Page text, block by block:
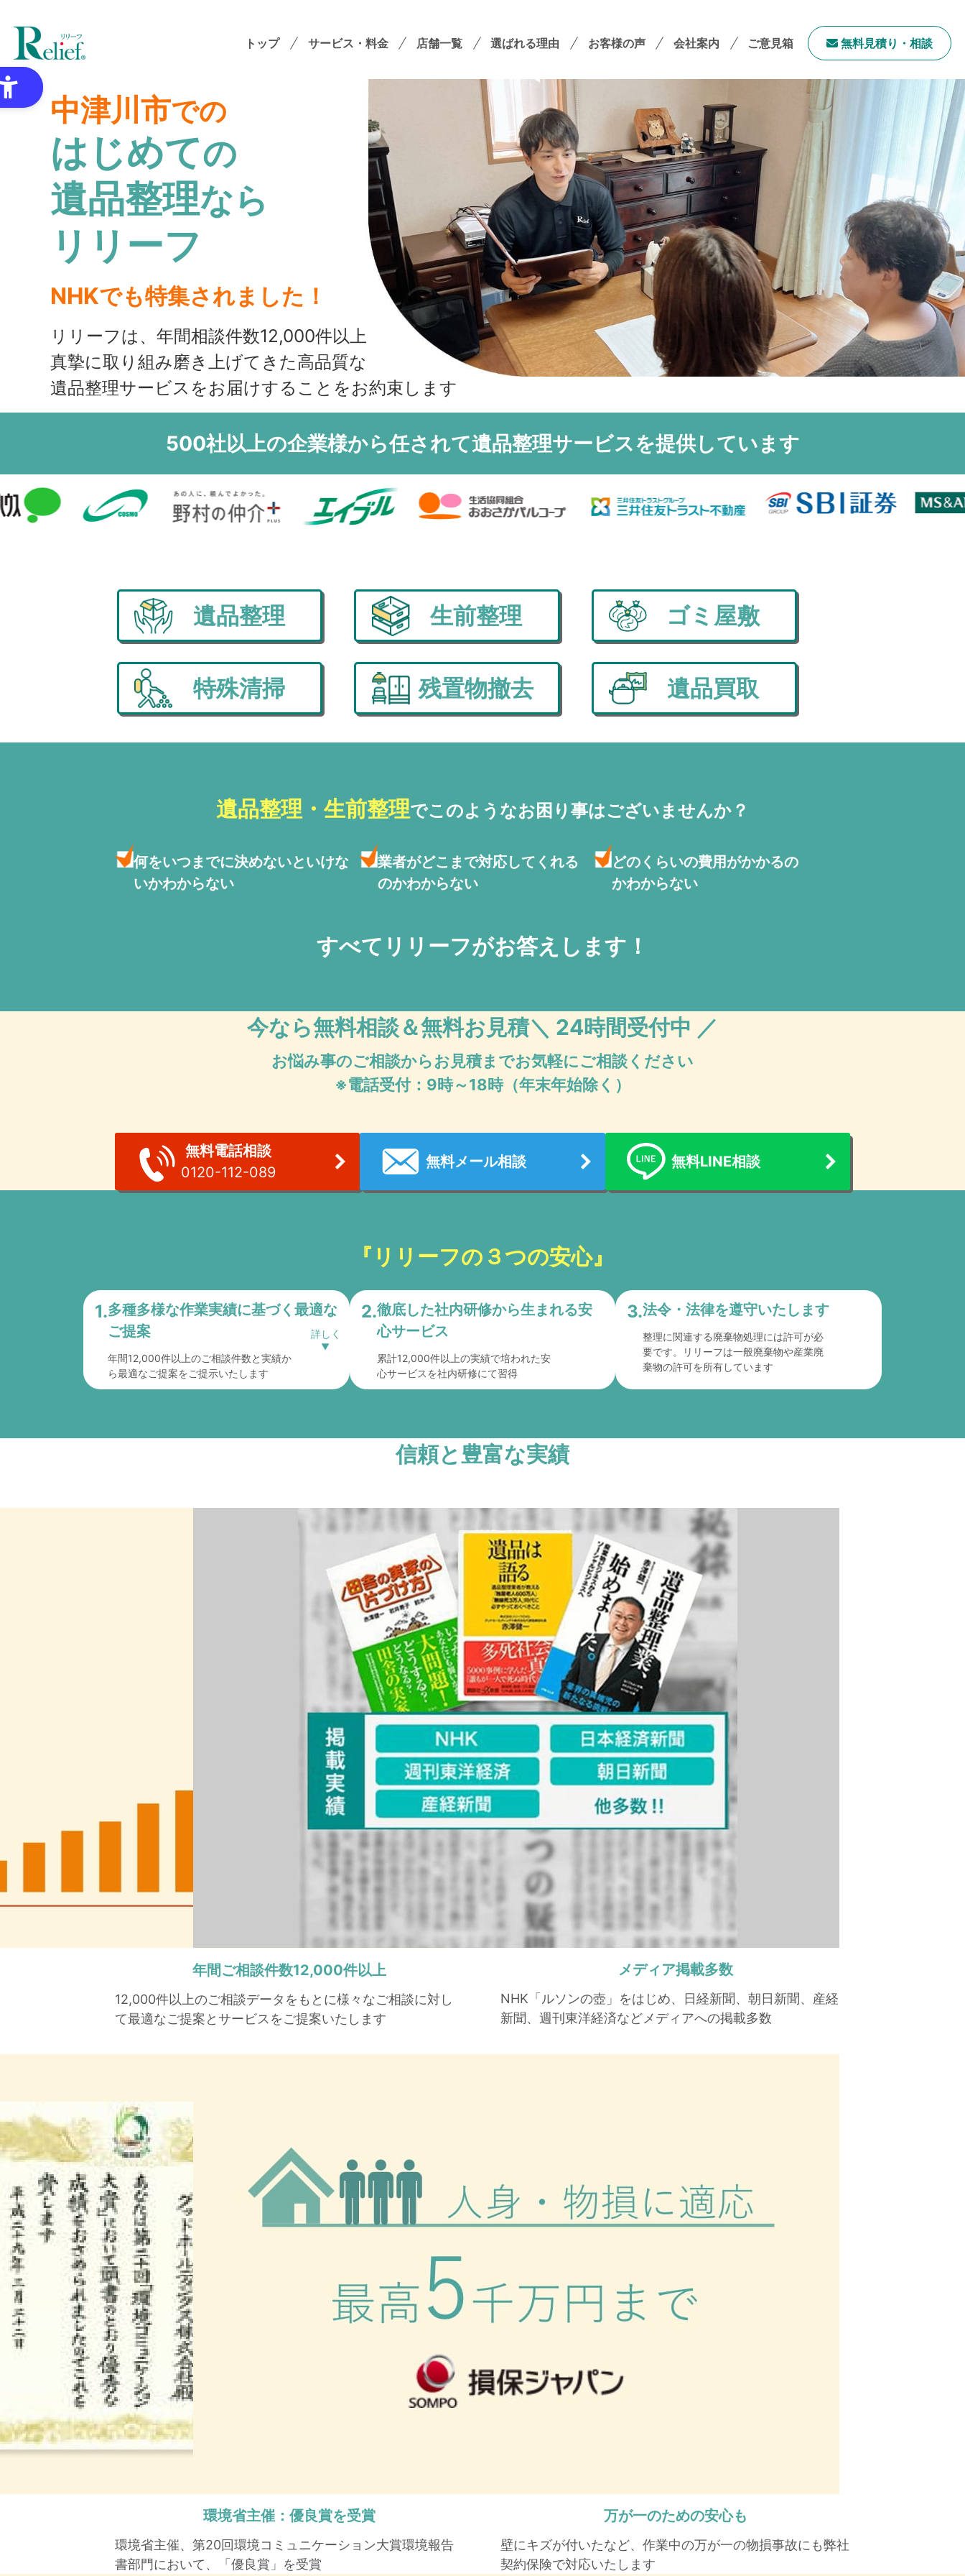
トップ サービス・料金
特殊清掃・孤独死
ゴミ屋敷・モノ屋敷
オプションサービス
想い出整理パック
各種セミナーのご案内
領収書の発行方法
店舗一覧 選ばれる理由 お客様の声 会社案内
社長メッセージ
会社概要
採用情報
サステナビリティ
「ユニウェブ」の使い方
フランチャイズ加盟オーナー募集
ご意見箱 無料⾒積り・相談
中津川市での
はじめての
遺品整理なら
リリーフ
NHKでも特集されました！
リリーフは、年間相談件数12,000件以上
真摯に取り組み磨き上げてきた高品質な
遺品整理サービスをお届けすることをお約束します
500社以上の企業様から任されて遺品整理サービスを提供しています
遺品整理 生前整理 ゴミ屋敷
特殊清掃 残置物撤去 遺品買取
遺品整理・生前整理でこのようなお困り事はございませんか？
何をいつまでに決めないといけな
いかわからない
業者がどこまで対応して くれる
のかわからない
どのくらいの費用がかかるの
かわからない
すべてリリーフがお答えします！
今なら無料相談＆無料お見積＼ 24時間受付中 ／
お悩み事のご相談からお見積までお気軽にご相談ください
※電話受付：9時～18時（年末年始除く）
無料電話相談
0120-112-089
無料メール相談 無料LINE相談
『リリーフの３つの安心』
1.多種多様な作業実績に基づく最適な
ご提案
年間12,000件以上のご相談件数と実績か
ら最適なご提案をご提示いたします
2.徹底した社内研修から生まれる安
心サービス
累計12,000件以上の実績で培われた安
心サービスを社内研修にて習得
3.法令・法律を遵守いたします
整理に関連する廃棄物処理には許可が必
要です。リリーフは一般廃棄物や産業廃
棄物の許可を所有しています
信頼と豊富な実績
年間ご相談件数12,000件以上
12,000件以上のご相談データをもとに様々なご相談に対し
て最適なご提案とサービスをご提案いたします
メディア掲載多数
NHK「ルソンの壺」をはじめ、日経新聞、朝日新聞、産経
新聞、週刊東洋経済などメディアへの掲載多数
環境省主催：優良賞を受賞
環境省主催、第20回環境コミュニケーション大賞環境報告
書部門において、「優良賞」を受賞
万が一のための安心も
壁にキズが付いたなど、作業中の万が一の物損事故にも弊社
契約保険で対応いたします